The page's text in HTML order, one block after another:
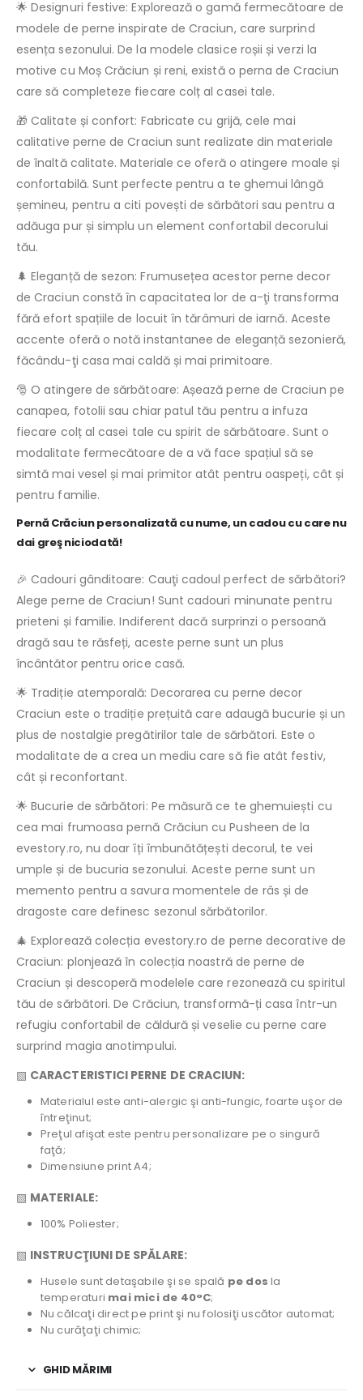
🌟 Designuri festive: Explorează o gamă fermecătoare de
modele de perne inspirate de Craciun, care surprind
esența sezonului. De la modele clasice roșii și verzi la
motive cu Moș Crăciun și reni, există o perna de Craciun
care să completeze fiecare colț al casei tale.
🎁 Calitate și confort: Fabricate cu grijă, cele mai
calitative perne de Craciun sunt realizate din materiale
de înaltă calitate. Materiale ce oferă o atingere moale și
confortabilă. Sunt perfecte pentru a te ghemui lângă
șemineu, pentru a citi povești de sărbători sau pentru a
adăuga pur și simplu un element confortabil decorului
tău.
🌲 Eleganță de sezon: Frumusețea acestor perne decor
de Craciun constă în capacitatea lor de a-ţi transforma
fără efort spațiile de locuit în tărâmuri de iarnă. Aceste
accente oferă o notă instantanee de eleganță sezonieră,
făcându-ţi casa mai caldă și mai primitoare.
🎅 O atingere de sărbătoare: Așează perne de Craciun pe
canapea, fotolii sau chiar patul tău pentru a infuza
fiecare colț al casei tale cu spirit de sărbătoare. Sunt o
modalitate fermecătoare de a vă face spațiul să se
simtă mai vesel și mai primitor atât pentru oaspeți, cât și
pentru familie.
Pernă Crăciun personalizată cu nume, un cadou cu care nu
dai greş niciodată!
🎉 Cadouri gânditoare: Cauţi cadoul perfect de sărbători?
Alege perne de Craciun! Sunt cadouri minunate pentru
prieteni și familie. Indiferent dacă surprinzi o persoană
dragă sau te răsfeți, aceste perne sunt un plus
încântător pentru orice casă.
🌟 Tradiție atemporală: Decorarea cu perne decor
Craciun este o tradiție prețuită care adaugă bucurie și un
plus de nostalgie pregătirilor tale de sărbători. Este o
modalitate de a crea un mediu care să fie atât festiv,
cât și reconfortant.
🌟 Bucurie de sărbători: Pe măsură ce te ghemuiești cu
cea mai frumoasa pernă Crăciun cu Pusheen de la
evestory.ro, nu doar îți îmbunătățești decorul, te vei
umple și de bucuria sezonului. Aceste perne sunt un
memento pentru a savura momentele de râs și de
dragoste care definesc sezonul sărbătorilor.
🎄 Explorează colecția evestory.ro de perne decorative de
Craciun: plonjează în colecția noastră de perne de
Craciun și descoperă modelele care rezonează cu spiritul
tău de sărbători. De Crăciun, transformă-ți casa într-un
refugiu confortabil de căldură și veselie cu perne care
surprind magia anotimpului.
▧ CARACTERISTICI PERNE DE CRACIUN:
Materialul este anti-alergic şi anti-fungic, foarte uşor de
întreţinut;
Preţul afişat este pentru personalizare pe o singură
faţă;
Dimensiune print A4;
▧ MATERIALE:
100% Poliester;
▧ INSTRUCŢIUNI DE SPĂLARE:
Husele sunt detaşabile şi se spală pe dos la
temperaturi mai mici de 40°C;
Nu călcaţi direct pe print şi nu folosiţi uscător automat;
Nu curăţaţi chimic;
GHID MĂRIMI